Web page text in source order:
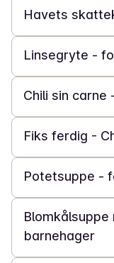
Havets
25 min
Linsegryte -
30 min
Chili sin
15 min
Fiks ferdig -
30 min
Potetsuppe -
30 min
barnehager
30 min